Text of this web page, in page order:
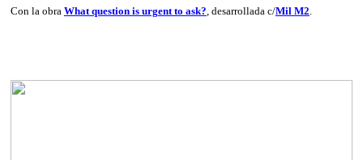
Con la obra What question is urgent to ask?, desarrollada c/Mil M2.